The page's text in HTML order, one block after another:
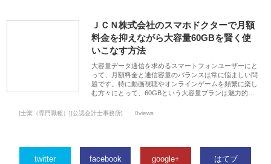
ＪＣＮ株式会社のスマホドクターで月額
料金を抑えながら大容量60GBを賢く使
いこなす方法
大容量データ通信を求めるスマートフォンユーザーにと
って、月額料金と通信容量のバランスは常に悩ましい問
題です。特に動画視聴やオンラインゲームを頻繁に楽し
む方々にとって、60GBという大容量プランは魅力的…
[士業（専門職種）][公認会計士事務所] 0views
twitter facebook google+ はてブ